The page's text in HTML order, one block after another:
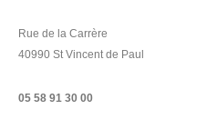
Rue de la Carrère
40990 St Vincent de Paul
05 58 91 30 00